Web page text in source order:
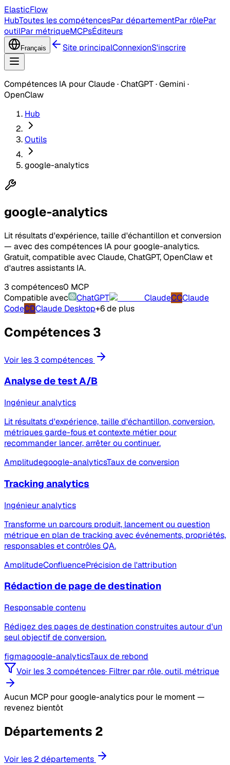
ElasticFlow
HubToutes les compétencesPar départementPar rôlePar
outilPar métriqueMCPsÉditeurs
Français Site principalConnexionS'inscrire
Compétences IA pour Claude · ChatGPT · Gemini ·
OpenClaw
Hub
Outils
google-analytics
google-analytics
Lit résultats d'expérience, taille d'échantillon et conversion
— avec des compétences IA pour google-analytics.
Gratuit, compatible avec Claude, ChatGPT, OpenClaw et
d'autres assistants IA.
3 compétences0 MCP
Compatible avec
ChatGPT ClaudeCCClaude
CodeCDClaude Desktop+6 de plus
Compétences 3
Voir les 3 compétences
Analyse de test A/B
Ingénieur analytics
Lit résultats d'expérience, taille d'échantillon, conversion,
métriques garde-fous et contexte métier pour
recommander lancer, arrêter ou continuer.
Amplitudegoogle-analyticsTaux de conversion
Tracking analytics
Ingénieur analytics
Transforme un parcours produit, lancement ou question
métrique en plan de tracking avec événements, propriétés,
responsables et contrôles QA.
AmplitudeConfluencePrécision de l'attribution
Rédaction de page de destination
Responsable contenu
Rédigez des pages de destination construites autour d'un
seul objectif de conversion.
figmagoogle-analyticsTaux de rebond
Voir les 3 compétences· Filtrer par rôle, outil, métrique
Aucun MCP pour google-analytics pour le moment —
revenez bientôt
Départements 2
Voir les 2 départements